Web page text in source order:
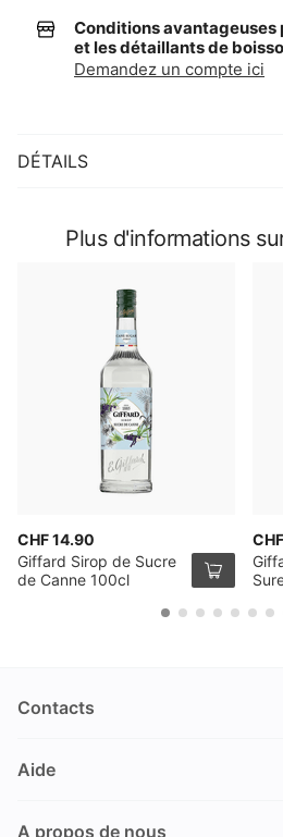
Conditions avantageuses
et les détaillants de
Demandez un compte ici
DÉTAILS
Plus d'informations
CHF 14.90
Giffard Sirop de Sucre
de Canne 100cl
Contacts
Nüschelerstrasse 35
Suisse
Aide
A propos de nous